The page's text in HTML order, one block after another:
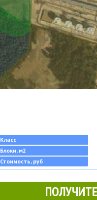
Класс
Блоки, м2
Стоимость, руб